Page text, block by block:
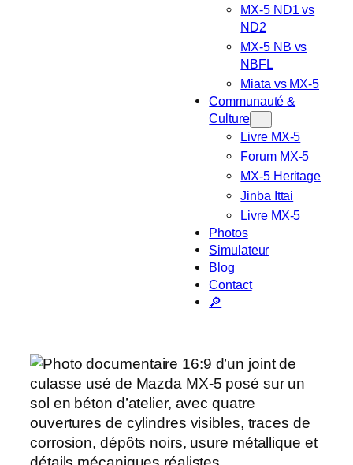
MX-5 ND1 vs
ND2
MX-5 NB vs
NBFL
Miata vs MX-5
Communauté &
Culture
Livre MX-5
Forum MX-5
MX-5 Heritage
Jinba Ittai
Livre MX-5
Photos
Simulateur
Blog
Contact
🔎